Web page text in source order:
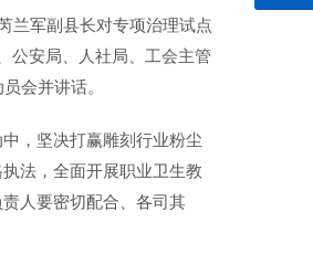
兰军副县长对专项治理试点
公安局、人社局、工会主管
会并讲话。
，坚决打赢雕刻行业粉尘
法，全面开展职业卫生教
人要密切配合、各司其